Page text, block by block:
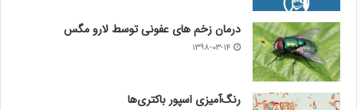
درمان زخم های عفونی توسط لارو مگس
۱۳۹۸-۰۳-۱۴
رنگ‌آمیزی اسپور باکتری‌ها